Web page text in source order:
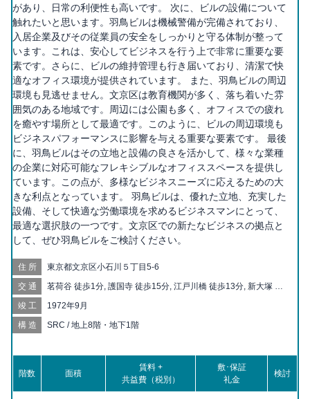
があり、日常の利便性も高いです。 次に、ビルの設備について
触れたいと思います。羽鳥ビルは機械警備が完備されており、
入居企業及びその従業員の安全をしっかりと守る体制が整って
います。これは、安心してビジネスを行う上で非常に重要な要
素です。さらに、ビルの維持管理も行き届いており、清潔で快
適なオフィス環境が提供されています。 また、羽鳥ビルの周辺
環境も見逃せません。文京区は教育機関が多く、落ち着いた雰
囲気のある地域です。周辺には公園も多く、オフィスでの疲れ
を癒やす場所として最適です。このように、ビルの周辺環境も
ビジネスパフォーマンスに影響を与える重要な要素です。 最後
に、羽鳥ビルはその立地と設備の良さを活かして、様々な業種
の企業に対応可能なフレキシブルなオフィススペースを提供し
ています。この点が、多様なビジネスニーズに応えるための大
きな利点となっています。 羽鳥ビルは、優れた立地、充実した
設備、そして快適な労働環境を求めるビジネスマンにとって、
最適な選択肢の一つです。文京区での新たなビジネスの拠点と
して、ぜひ羽鳥ビルをご検討ください。
住所 東京都文京区小石川５丁目5-6
交通
茗荷谷 徒歩1分, 護国寺 徒歩15分, 江戸川橋 徒歩13分, 新大塚 徒
竣工 1972年9月
構造 SRC / 地上8階・地下1階
階数 面積
賃料 +
共益費（税別）
敷･保証
礼金
検討